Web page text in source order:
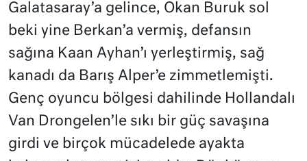
Galatasaray’a gelince, Okan Buruk sol
beki yine Berkan’a vermiş, defansın
sağına Kaan Ayhan’ı yerleştirmiş, sağ
kanadı da Barış Alper’e zimmetlemişti.
Genç oyuncu bölgesi dahilinde Hollandalı
Van Drongelen’le sıkı bir güç savaşına
girdi ve birçok mücadelede ayakta